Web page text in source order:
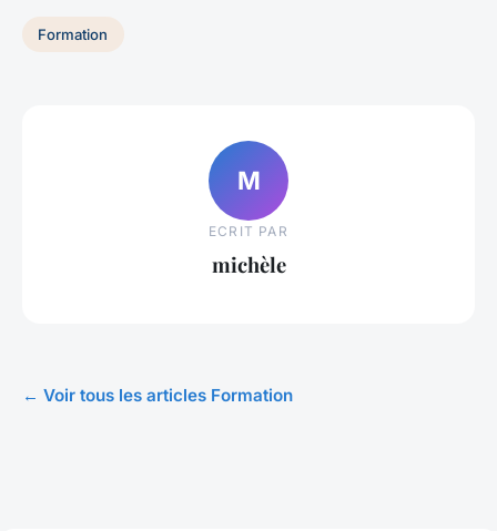
Formation
M
ECRIT PAR
michèle
← Voir tous les articles Formation